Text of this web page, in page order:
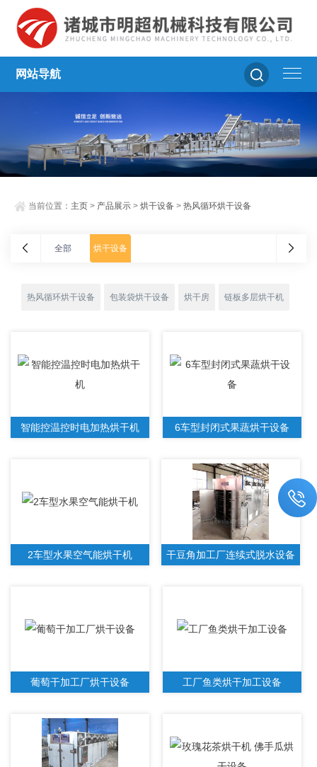
网站导航
当前位置： 主页 > 产品展示 >烘干设备 >热风循环烘干设备
全部 烘干设备
热风循环烘干设备 包装袋烘干设备 烘干房 链板多层烘干机
智能控温控时电加热烘干机 6车型封闭式果蔬烘干设备
2车型水果空气能烘干机 干豆角加工厂连续式脱水设备
葡萄干加工厂烘干设备 工厂鱼类烘干加工设备